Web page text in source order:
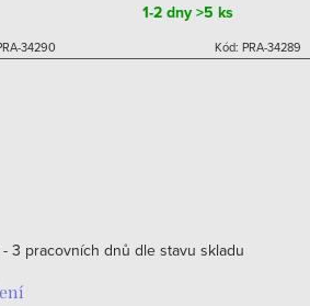
34290
1-2 dny >5 ks
Kód: PRA-34289
3 pracovních dnů dle stavu skladu